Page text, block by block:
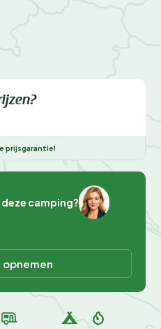
prijsgarantie!
deze camping?